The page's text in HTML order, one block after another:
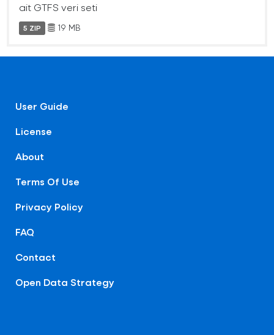
ait GTFS veri seti
5 ZIP 19 MB
User Guide
License
About
Terms Of Use
Privacy Policy
FAQ
Contact
Open Data Strategy